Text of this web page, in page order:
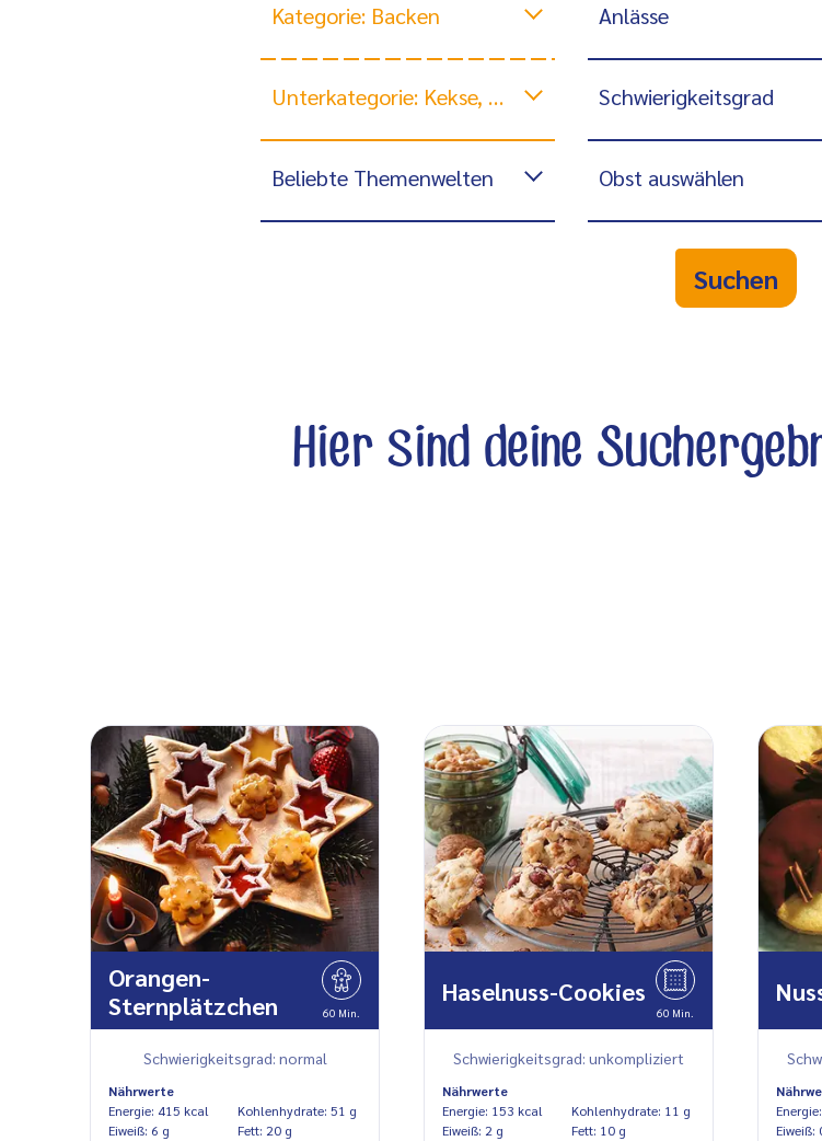
Kategorie: Backen Anlässe
Unterkategorie: Kekse, Plätzchen & Cookies Schwierigkeitsgrad
Beliebte Themenwelten Obst auswählen
Suchen
Hier sind deine
Orangen-
Sternplätzchen
60 Min.
Schwierigkeitsgrad: normal
Nährwerte
Energie: 415 kcal
Eiweiß: 6 g
Kohlenhydrate: 51 g
Fett: 20 g
Haselnuss-Cookies
60 Min.
Schwierigkeitsgrad: unkompliziert
Nährwerte
Energie: 153 kcal
Eiweiß: 2 g
Kohlenhydrate: 11 g
Fett: 10 g